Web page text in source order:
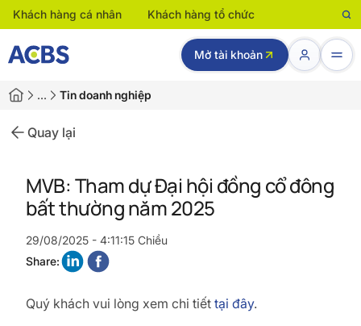
Khách hàng cá nhân Khách hàng tổ chức
Mở tài khoản
… Tin doanh nghiệp
Quay lại
MVB: Tham dự Đại hội đồng cổ đông
bất thường năm 2025
29/08/2025 - 4:11:15 Chiều
Share:
Quý khách vui lòng xem chi tiết tại đây.